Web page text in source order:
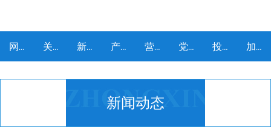
网站首页
网站首页
关于我们
关于我们
新闻动态
新闻动态
产品中心
产品中心
营销服务
营销服务
党建工作
党建工作
投资者
投资者
加入我们
加入我们
新闻动态